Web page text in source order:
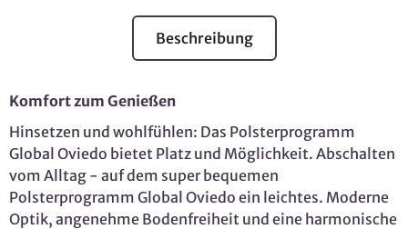
Beschreibung
Komfort zum Genießen
Hinsetzen und wohlfühlen: Das Polsterprogramm
Global Oviedo bietet Platz und Möglichkeit. Abschalten
vom Alltag - auf dem super bequemen
Polsterprogramm Global Oviedo ein leichtes. Moderne
Optik, angenehme Bodenfreiheit und eine harmonische